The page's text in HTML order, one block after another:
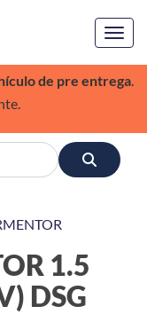
de pre entrega.
1.5
DSG